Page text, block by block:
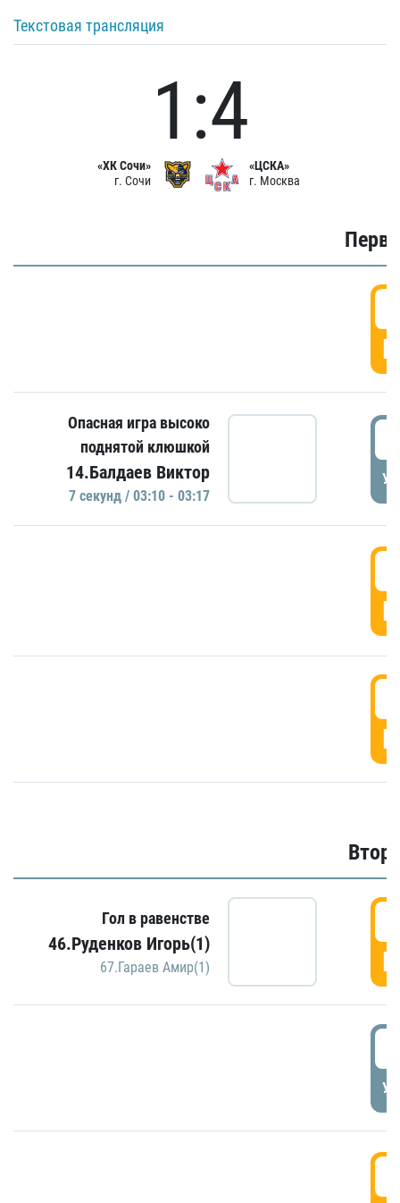
Текстовая трансляция
«ХК Сочи»
г. Сочи
1:4
«ЦСКА»
г. Москва
Опасная игра высоко
поднятой клюшкой
14.Балдаев Виктор
7 секунд / 03:10 - 03:17
Гол в равенстве
46.Руденков Игорь(1)
67.Гараев Амир(1)